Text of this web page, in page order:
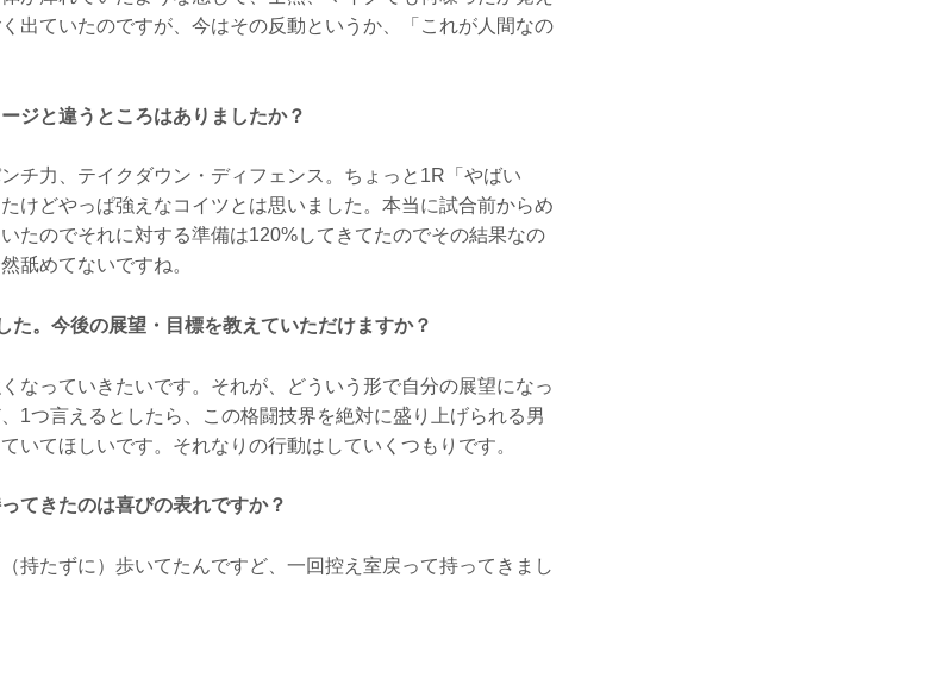
出ていたのですが、今はその反動というか、「これが人間なの
ジと違うところはありましたか？
チ力、テイクダウン・ディフェンス。ちょっと1R「やばい
けどやっぱ強えなコイツとは思いました。本当に試合前からめ
たのでそれに対する準備は120%してきてたのでその結果なの
舐めてないですね。
た。今後の展望・目標を教えていただけますか？
なっていきたいです。それが、どういう形で自分の展望になっ
1つ言えるとしたら、この格闘技界を絶対に盛り上げられる男
いてほしいです。それなりの行動はしていくつもりです。
てきたのは喜びの表れですか？
持たずに）歩いてたんですど、一回控え室戻って持ってきまし